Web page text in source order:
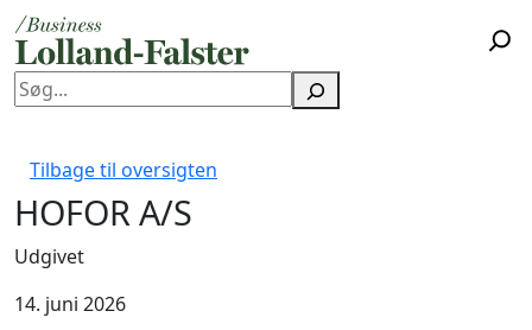
Søg
Tilbage til oversigten
HOFOR A/S
Udgivet
14. juni 2026